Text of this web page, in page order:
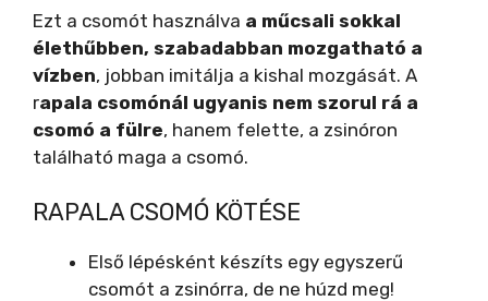
Ezt a csomót használva a műcsali sokkal
élethűbben, szabadabban mozgatható a
vízben, jobban imitálja a kishal mozgását. A
rapala csomónál ugyanis nem szorul rá a
csomó a fülre, hanem felette, a zsinóron
található maga a csomó.
RAPALA CSOMÓ KÖTÉSE
Első lépésként készíts egy egyszerű
csomót a zsinórra, de ne húzd meg!